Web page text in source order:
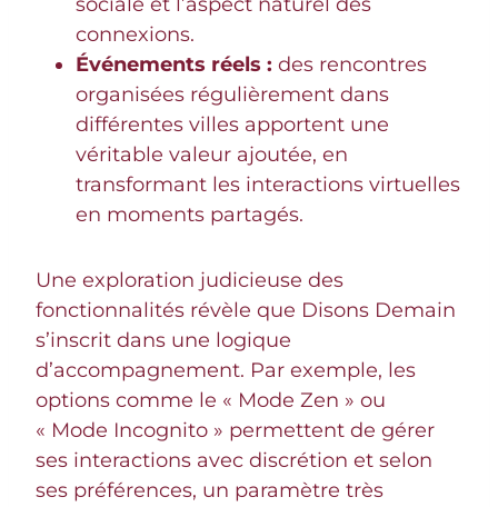
connexions.
Événements réels : des rencontres
organisées régulièrement dans
différentes villes apportent une
véritable valeur ajoutée, en
transformant les interactions virtuelles
en moments partagés.
Une exploration judicieuse des
fonctionnalités révèle que Disons Demain
s’inscrit dans une logique
d’accompagnement. Par exemple, les
options comme le « Mode Zen » ou
« Mode Incognito » permettent de gérer
ses interactions avec discrétion et selon
ses préférences, un paramètre très